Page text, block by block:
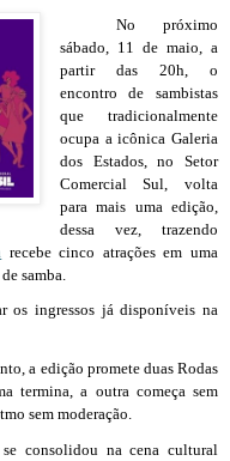
No próximo
sábado, 11 de maio, a
partir das 20h, o
encontro de sambistas
que tradicionalmente
ocupa a icônica Galeria
dos Estados, no Setor
Comercial Sul, volta
para mais uma edição,
dessa vez, trazendo
recebe cinco atrações em uma
samba.
os ingressos já disponíveis na
a edição promete duas Rodas
termina, a outra começa sem
sem moderação.
consolidou na cena cultural